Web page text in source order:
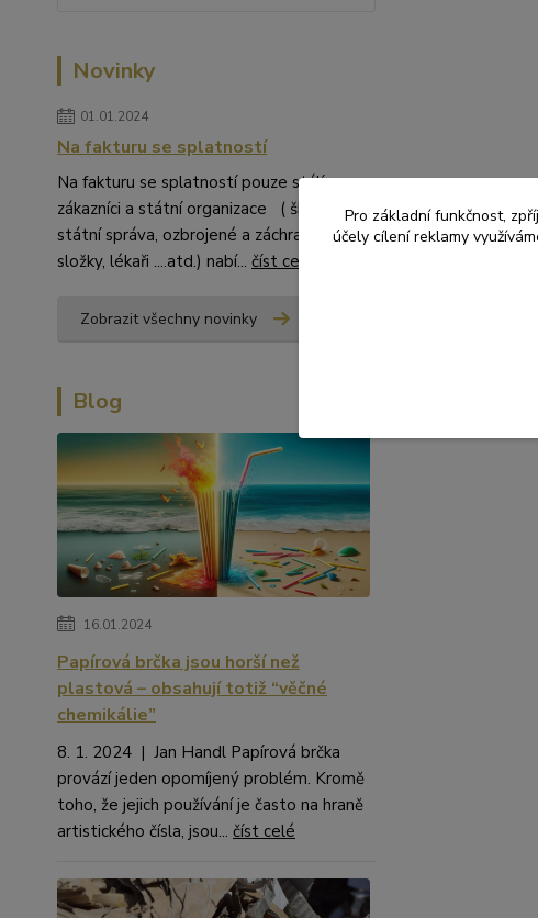
Novinky
01.01.2024
Na fakturu se splatností
Na fakturu se splatností pouze stálí
zákazníci a státní organizace ( školství,
státní správa, ozbrojené a záchranné
složky, lékaři ....atd.) nabí... číst celé
Zobrazit všechny novinky
Blog
16.01.2024
Papírová brčka jsou horší než
plastová – obsahují totiž “věčné
chemikálie”
8. 1. 2024 | Jan Handl Papírová brčka
provází jeden opomíjený problém. Kromě
toho, že jejich používání je často na hraně
artistického čísla, jsou... číst celé
Pro základní funkčnost,
účely cílení reklamy